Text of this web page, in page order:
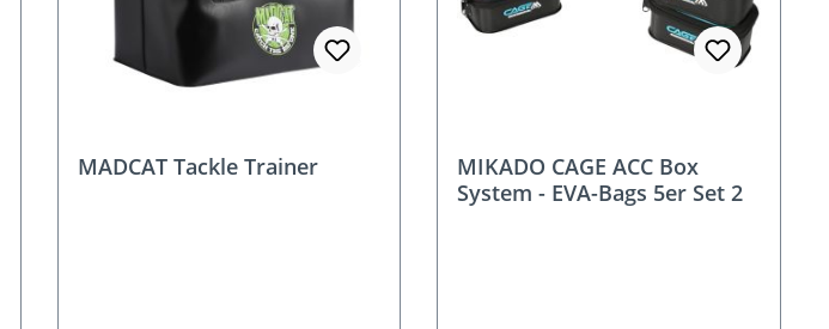
MADCAT Tackle Trainer
MIKADO CAGE ACC Box
System - EVA-Bags 5er Set 2